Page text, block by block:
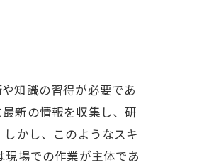
知識の習得が必要であ
新の情報を収集し、研
かし、このようなスキ
場での作業が主体であ